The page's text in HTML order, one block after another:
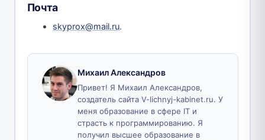
Почта
skyprox@mail.ru.
Михаил Александров
Привет! Я Михаил Александров,
создатель сайта V-lichnyj-kabinet.ru. У
меня образование в сфере IT и
страсть к программированию. Я
получил высшее образование в